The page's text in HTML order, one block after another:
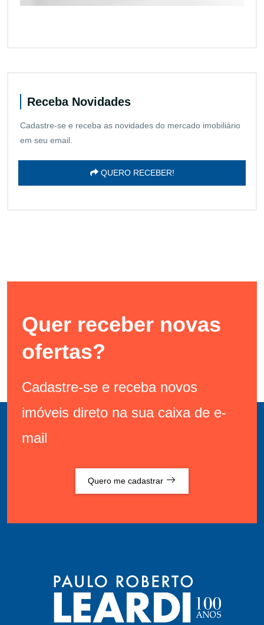
Receba Novidades
Cadastre-se e receba as novidades do mercado imobiliário
em seu email.
QUERO RECEBER!
Quer receber novas
ofertas?
Cadastre-se e receba novos
imóveis direto na sua caixa de e-
mail
Quero me cadastrar